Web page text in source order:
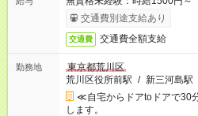
交通費別途支給あり
交通費 交通費全額支給
勤務地
東京都荒川区
荒川区役所前駅 / 新三河島駅
≪自宅からドアtoドアで30
します。